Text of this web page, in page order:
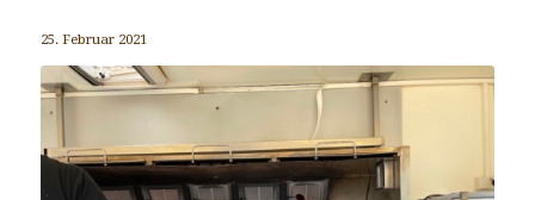
25. Februar 2021